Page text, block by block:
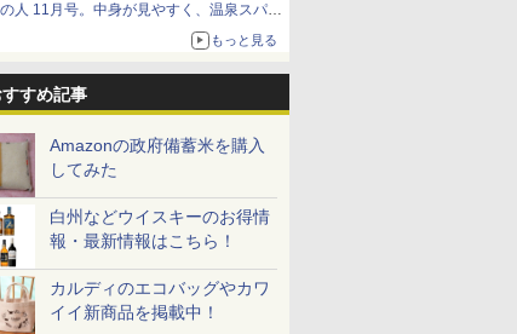
人 11月号。中身が見やすく、温泉スパに
もっと見る
すすめ記事
Amazonの政府備蓄米を購入
してみた
白州などウイスキーのお得情
報・最新情報はこちら！
カルディのエコバッグやカワ
イイ新商品を掲載中！
ン
ト
2
精
ン
ホ連
日立 過熱水蒸気 オーブ
ンレンジ ヘルシーシェ
フ 30L MRO-W1C K フ
ンベクション 2段式 W
スキャン［メーカー保
証1年／お手入れ簡単設
￥49,718
コンフィー(COMFEE')
スチームオーブンレン
ジ 25L フラットテーブ
オートメニュー23種 オ
ーブン～250℃ レンジ
~1000W高出力 全国対